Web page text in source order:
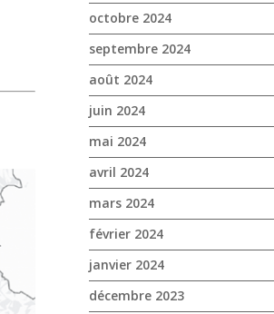
octobre 2024
septembre 2024
août 2024
juin 2024
mai 2024
avril 2024
mars 2024
février 2024
janvier 2024
décembre 2023